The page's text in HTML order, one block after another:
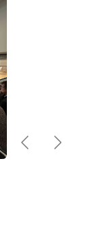
Précédent